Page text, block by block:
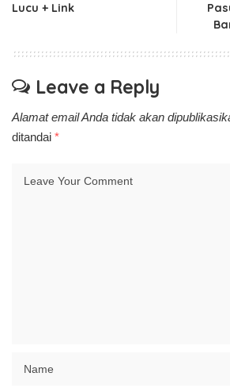
Lucu + Link
Leave a Reply
Alamat email Anda tidak akan
ditandai *